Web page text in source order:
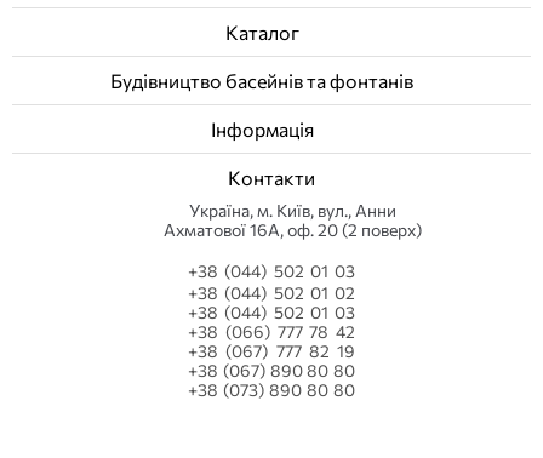
Каталог
Будівництво басейнів та фонтанів
Інформація
Контакти
Українa, м. Київ, вул., Анни
Ахматової 16А, оф. 20 (2 поверх)
+38 (044) 502 01 03
+38 (044) 502 01 02
+38 (044) 502 01 03
+38 (066) 777 78 42
+38 (067) 777 82 19
+38 (067) 890 80 80
+38 (073) 890 80 80